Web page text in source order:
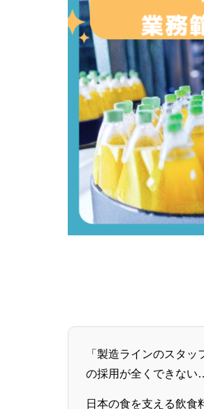
「製造ラインのスタ
の採用が全くできない
日本の食を支える飲食